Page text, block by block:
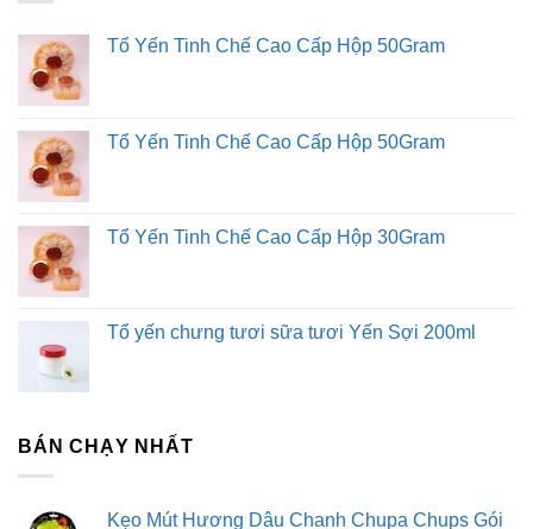
Tổ Yến Tinh Chế Cao Cấp Hộp 50Gram
Tổ Yến Tinh Chế Cao Cấp Hộp 50Gram
Tổ Yến Tinh Chế Cao Cấp Hộp 30Gram
Tổ yến chưng tươi sữa tươi Yến Sợi 200ml
BÁN CHẠY NHẤT
Kẹo Mút Hương Dâu Chanh Chupa Chups Gói